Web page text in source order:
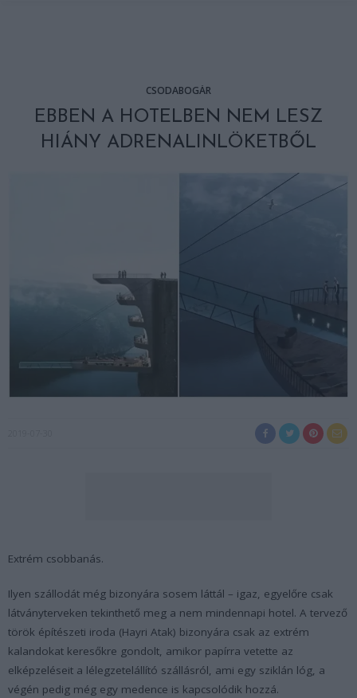
CSODABOGÁR
EBBEN A HOTELBEN NEM LESZ
HIÁNY ADRENALINLÖKETBŐL
Extrém csobbanás.
Ilyen szállodát még bizonyára sosem láttál – igaz, egyelőre csak
látványterveken tekinthető meg a nem mindennapi hotel. A tervező
török építészeti iroda (Hayri Atak) bizonyára csak az extrém
kalandokat keresőkre gondolt, amikor papírra vetette az
elképzeléseit a lélegzetelállító szállásról, ami egy sziklán lóg, a
végén pedig még egy medence is kapcsolódik hozzá.